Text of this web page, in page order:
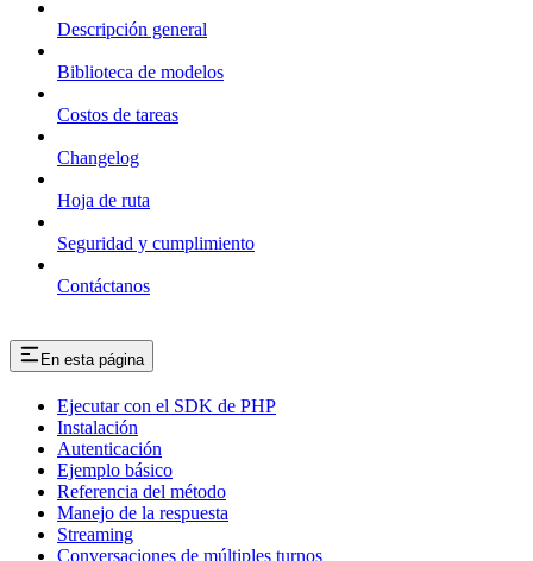
Descripción general
Biblioteca de modelos
Costos de tareas
Changelog
Hoja de ruta
Seguridad y cumplimiento
Contáctanos
En esta página
Ejecutar con el SDK de PHP
Instalación
Autenticación
Ejemplo básico
Referencia del método
Manejo de la respuesta
Streaming
Conversaciones de múltiples turnos